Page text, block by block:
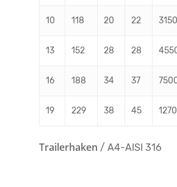
10 118 20 22 3150
13 152 28 28
16 188 34 37
19 229 38 45
Trailerhaken / A4-AISI 316